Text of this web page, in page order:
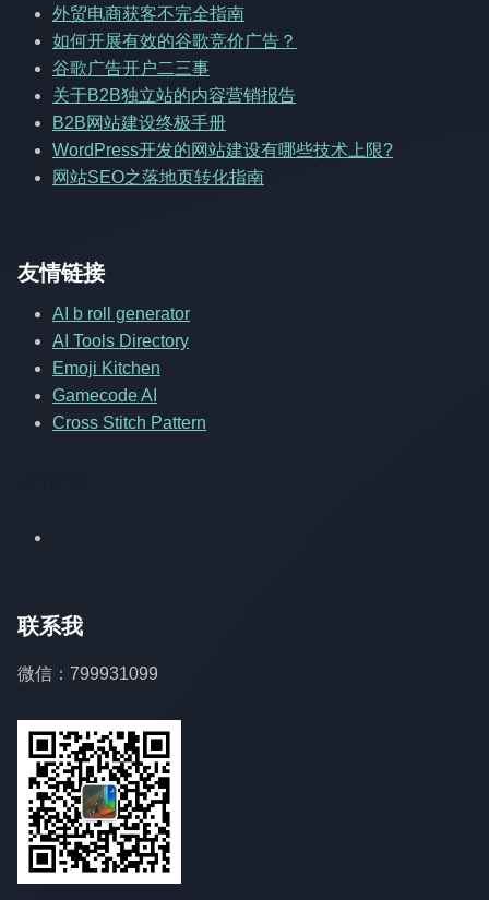
外贸电商获客不完全指南
如何开展有效的谷歌竞价广告？
谷歌广告开户二三事
关于B2B独立站的内容营销报告
B2B网站建设终极手册
WordPress开发的网站建设有哪些技术上限?
网站SEO之落地页转化指南
友情链接
AI b roll generator
AI Tools Directory
Emoji Kitchen
Gamecode AI
Cross Stitch Pattern
联系我
微信：799931099